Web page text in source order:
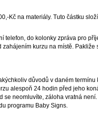
Kč na materiály. Tuto částku
telefon, do kolonky zpráva pro
kurzu na místě. Pakliže
důvodů v daném
alespoň 24 hodin před jeho
se neomluvíte, záloha vratná
programu Baby Signs.